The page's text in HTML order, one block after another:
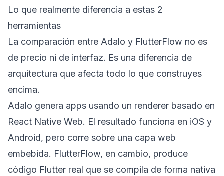
Lo que realmente diferencia a estas 2
herramientas
La comparación entre Adalo y FlutterFlow no es
de precio ni de interfaz. Es una diferencia de
arquitectura que afecta todo lo que construyes
encima.
Adalo genera apps usando un renderer basado en
React Native Web. El resultado funciona en iOS y
Android, pero corre sobre una capa web
embebida. FlutterFlow, en cambio, produce
código Flutter real que se compila de forma nativa